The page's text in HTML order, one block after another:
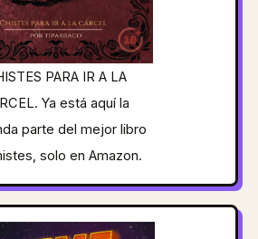
PARA IR A LA
Ya está aquí la
parte del mejor libro
solo en Amazon.